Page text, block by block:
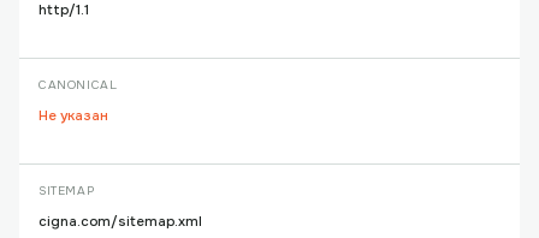
http/1.1
CANONICAL
Не указан
SITEMAP
cigna.com/sitemap.xml